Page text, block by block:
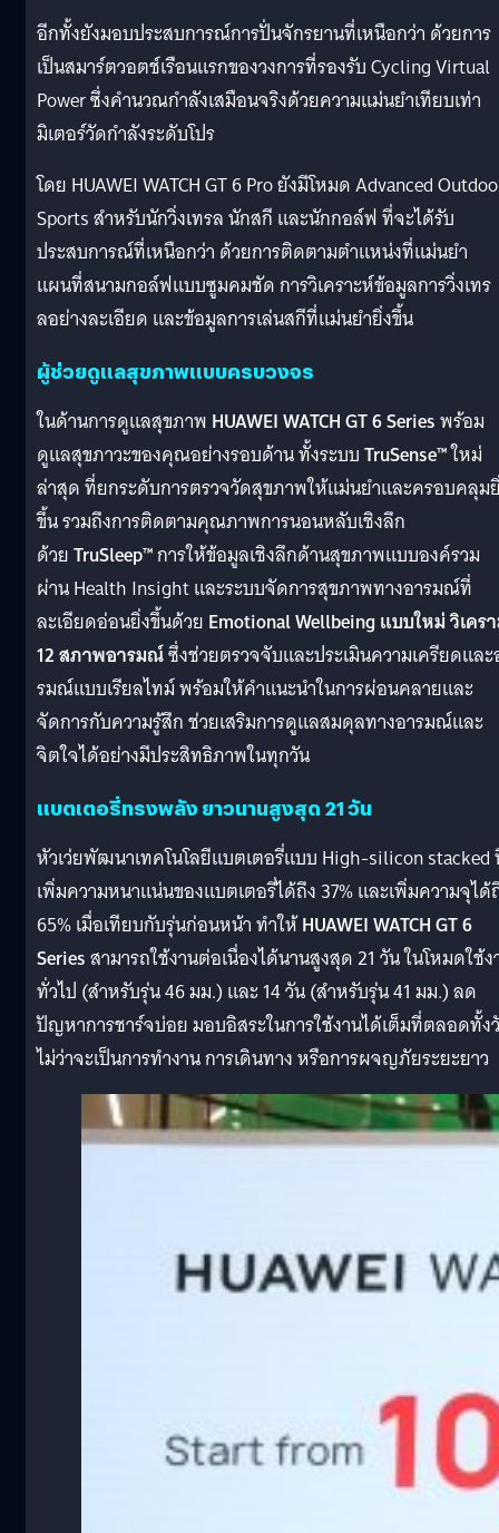
อีกทั้งยังมอบประสบการณ์การปั่นจักรยานที่เหนือกว่า ด้วยการ
เป็นสมาร์ตวอตช์เรือนแรกของวงการที่รองรับ Cycling Virtual
Power ซึ่งคำนวณกำลังเสมือนจริงด้วยความแม่นยำเทียบเท่า
มิเตอร์วัดกำลังระดับโปร
โดย HUAWEI WATCH GT 6 Pro ยังมีโหมด Advanced
Sports สำหรับนักวิ่งเทรล นักสกี และนักกอล์ฟ ที่จะได้รับ
ประสบการณ์ที่เหนือกว่า ด้วยการติดตามตำแหน่งที่แม่นยำ
แผนที่สนามกอล์ฟแบบซูมคมชัด การวิเคราะห์ข้อมูลการวิ่งเทร
ลอย่างละเอียด และข้อมูลการเล่นสกีที่แม่นยำยิ่งขึ้น
ผู้ช่วยดูแลสุขภาพแบบครบวงจร
ในด้านการดูแลสุขภาพ HUAWEI WATCH GT 6 Seriesพร้อม
ดูแลสุขภาวะของคุณอย่างรอบด้าน ทั้งระบบTruSense™ใหม่
ล่าสุด ที่ยกระดับการตรวจวัดสุขภาพให้แม่นยำและครอบคลุม
ขึ้น รวมถึงการติดตามคุณภาพการนอนหลับเชิงลึก
ด้วยTruSleep™การให้ข้อมูลเชิงลึกด้านสุขภาพแบบองค์รวม
ผ่าน Health Insight และระบบจัดการสุขภาพทางอารมณ์ที่
ละเอียดอ่อนยิ่งขึ้นด้วย Emotional Wellbeing แบบใหม่ วิเคร
12 สภาพอารมณ์ซึ่งช่วยตรวจจับและประเมินความเครียดแล
รมณ์แบบเรียลไทม์ พร้อมให้คำแนะนำในการผ่อนคลายและ
จัดการกับความรู้สึก ช่วยเสริมการดูแลสมดุลทางอารมณ์และ
จิตใจได้อย่างมีประสิทธิภาพในทุกวัน
แบตเตอรี่ทรงพลัง ยาวนานสูงสุด 21 วัน
หัวเว่ยพัฒนาเทคโนโลยีแบตเตอรี่แบบ High-silicon stacked
เพิ่มความหนาแน่นของแบตเตอรี่ได้ถึง 37% และเพิ่มความจุได้
65% เมื่อเทียบกับรุ่นก่อนหน้า ทำให้HUAWEI WATCH GT 6
Seriesสามารถใช้งานต่อเนื่องได้นานสูงสุด 21 วัน ในโหมดใช้
ทั่วไป (สำหรับรุ่น 46 มม.) และ 14 วัน (สำหรับรุ่น 41 มม.) ลด
ปัญหาการชาร์จบ่อย มอบอิสระในการใช้งานได้เต็มที่ตลอดทั้ง
ไม่ว่าจะเป็นการทำงาน การเดินทาง หรือการผจญภัยระยะยาว